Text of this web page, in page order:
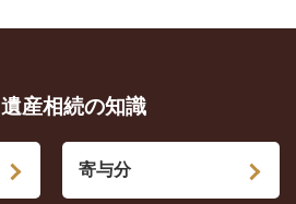
遺産相続の知識
寄与分